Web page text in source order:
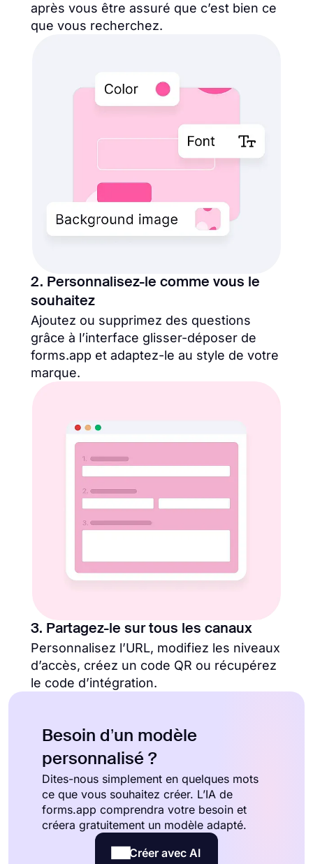
après vous être assuré que c’est bien ce
que vous recherchez.
2. Personnalisez-le comme vous le
souhaitez
Ajoutez ou supprimez des questions
grâce à l’interface glisser-déposer de
forms.app et adaptez-le au style de votre
marque.
3. Partagez-le sur tous les canaux
Personnalisez l’URL, modifiez les niveaux
d’accès, créez un code QR ou récupérez
le code d’intégration.
Besoin d’un modèle
personnalisé ?
Dites-nous simplement en quelques mots
ce que vous souhaitez créer. L’IA de
forms.app comprendra votre besoin et
créera gratuitement un modèle adapté.
Créer avec AI